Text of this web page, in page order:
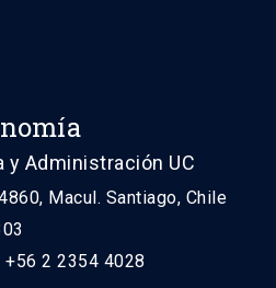
y Administración UC
Macul. Santiago, Chile
2 2354 4028